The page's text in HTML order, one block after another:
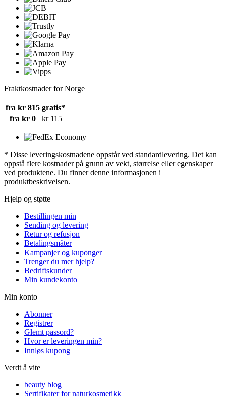
Fraktkostnader for Norge
fra kr 815 gratis*
fra kr 0
kr 115
* Disse leveringskostnadene oppstår ved standardlevering. Det kan
oppstå flere kostnader på grunn av vekt, størrelse eller egenskaper
ved produktene. Du finner denne informasjonen i
produktbeskrivelsen.
Hjelp og støtte
Bestillingen min
Sending og levering
Retur og refusjon
Betalingsmåter
Kampanjer og kuponger
Trenger du mer hjelp?
Bedriftskunder
Min kundekonto
Min konto
Abonner
Registrer
Glemt passord?
Hvor er leveringen min?
Innløs kupong
Verdt å vite
beauty blog
Sertifikater for naturkosmetikk